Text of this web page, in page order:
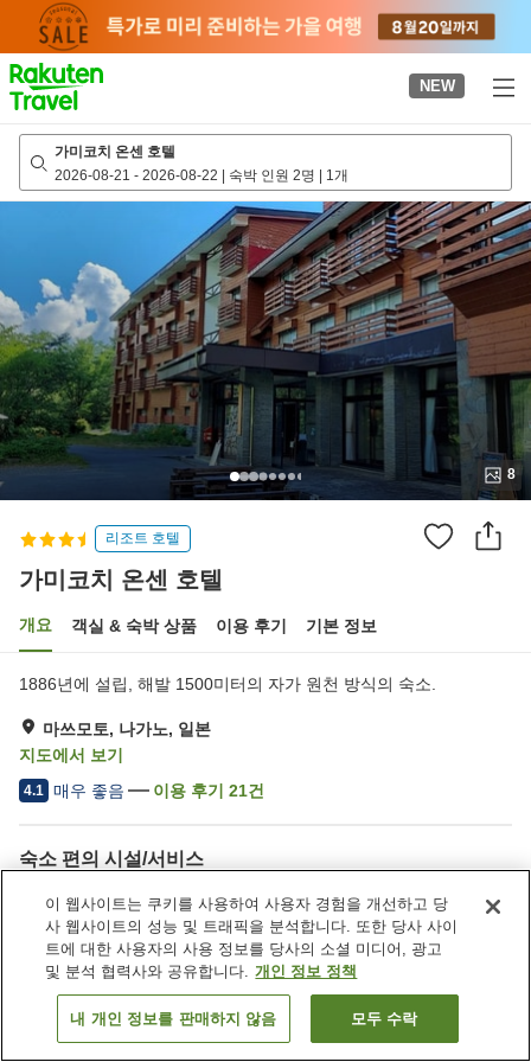
page
NEW
가미코치 온센 호텔
2026-08-21 - 2026-08-22 | 숙박 인원 2명 | 1개
8
리조트 호텔
가미코치 온센 호텔
개요 객실 & 숙박 상품 이용 후기 기본 정보
1886년에 설립, 해발 1500미터의 자가 원천 방식의 숙소.
마쓰모토, 나가노, 일본
지도에서 보기
4.1 매우 좋음 이용 후기 21건
숙소 편의 시설/서비스
택배
모닝콜 서비스
카페
자동판매기
일본 나가노 마쓰모토 가미코치 온센 호텔
객실 보기
이 웹사이트는 쿠키를 사용하여 사용자 경험을 개선하고 당
사 웹사이트의 성능 및 트래픽을 분석합니다. 또한 당사 사이
트에 대한 사용자의 사용 정보를 당사의 소셜 미디어, 광고
및 분석 협력사와 공유합니다. 개인 정보 정책
내 개인 정보를 판매하지 않음 모두 수락